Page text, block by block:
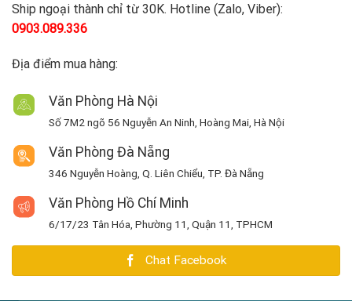
Ship ngoại thành chỉ từ 30K. Hotline (Zalo, Viber):
0903.089.336
Địa điểm mua hàng:
Văn Phòng Hà Nội
Số 7M2 ngõ 56 Nguyễn An Ninh, Hoàng Mai, Hà Nội
Văn Phòng Đà Nẵng
346 Nguyễn Hoàng, Q. Liên Chiểu, TP. Đà Nẵng
Văn Phòng Hồ Chí Minh
6/17/23 Tân Hóa, Phường 11, Quận 11, TPHCM
Chat Facebook